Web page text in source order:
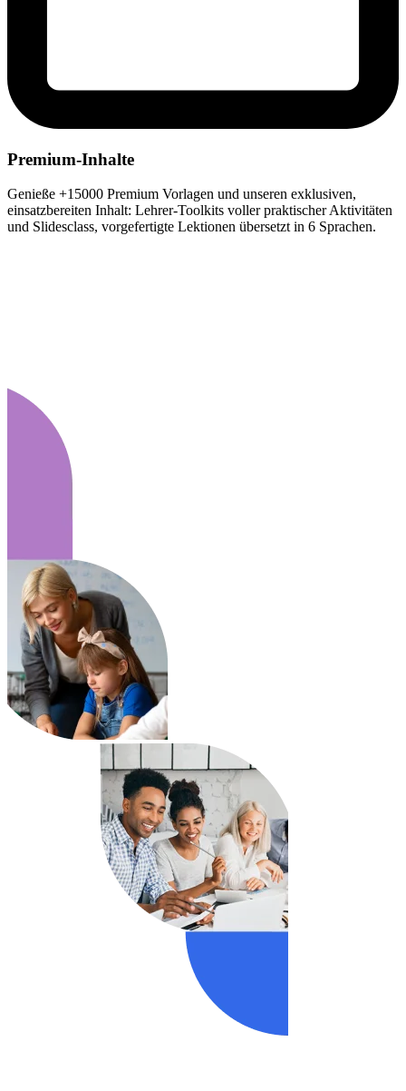
Premium-Inhalte
Genieße +15000 Premium Vorlagen und unseren exklusiven,
einsatzbereiten Inhalt: Lehrer-Toolkits voller praktischer Aktivitäten
und Slidesclass, vorgefertigte Lektionen übersetzt in 6 Sprachen.